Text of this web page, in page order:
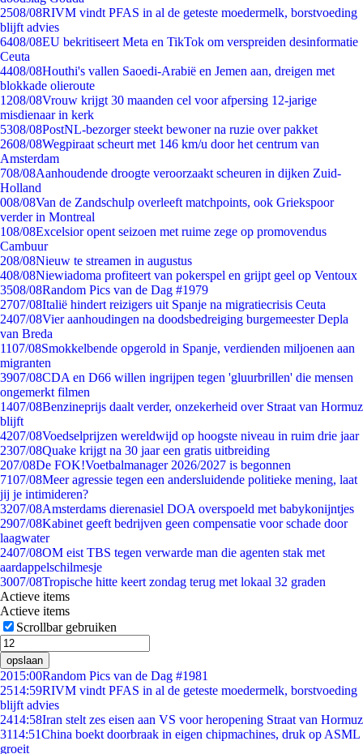
2508/08RIVM vindt PFAS in al de geteste moedermelk, borstvoeding
blijft advies
6408/08EU bekritiseert Meta en TikTok om verspreiden desinformatie
Ceuta
4408/08Houthi's vallen Saoedi-Arabië en Jemen aan, dreigen met
blokkade olieroute
1208/08Vrouw krijgt 30 maanden cel voor afpersing 12-jarige
misdienaar in kerk
5308/08PostNL-bezorger steekt bewoner na ruzie over pakket
2608/08Wegpiraat scheurt met 146 km/u door het centrum van
Amsterdam
708/08Aanhoudende droogte veroorzaakt scheuren in dijken Zuid-
Holland
008/08Van de Zandschulp overleeft matchpoints, ook Griekspoor
verder in Montreal
108/08Excelsior opent seizoen met ruime zege op promovendus
Cambuur
208/08Nieuw te streamen in augustus
408/08Niewiadoma profiteert van pokerspel en grijpt geel op Ventoux
3508/08Random Pics van de Dag #1979
2707/08Italië hindert reizigers uit Spanje na migratiecrisis Ceuta
2407/08Vier aanhoudingen na doodsbedreiging burgemeester Depla
van Breda
1107/08Smokkelbende opgerold in Spanje, verdienden miljoenen aan
migranten
3907/08CDA en D66 willen ingrijpen tegen 'gluurbrillen' die mensen
ongemerkt filmen
1407/08Benzineprijs daalt verder, onzekerheid over Straat van Hormuz
blijft
4207/08Voedselprijzen wereldwijd op hoogste niveau in ruim drie jaar
2307/08Quake krijgt na 30 jaar een gratis uitbreiding
207/08De FOK!Voetbalmanager 2026/2027 is begonnen
7107/08Meer agressie tegen een andersluidende politieke mening, laat
jij je intimideren?
3207/08Amsterdams dierenasiel DOA overspoeld met babykonijntjes
2907/08Kabinet geeft bedrijven geen compensatie voor schade door
laagwater
2407/08OM eist TBS tegen verwarde man die agenten stak met
aardappelschilmesje
3007/08Tropische hitte keert zondag terug met lokaal 32 graden
Actieve items
Actieve items
Scrollbar gebruiken
opslaan
2015:00Random Pics van de Dag #1981
2514:59RIVM vindt PFAS in al de geteste moedermelk, borstvoeding
blijft advies
2414:58Iran stelt zes eisen aan VS voor heropening Straat van Hormuz
3114:51China boekt doorbraak in eigen chipmachines, druk op ASML
groeit